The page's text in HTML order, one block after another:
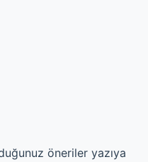
öneriler yazıya